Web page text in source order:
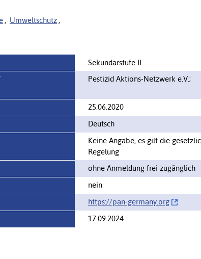
, Umweltschutz ,
Sekundarstufe II
Pestizid Aktions-Netzwerk e.V.;
25.06.2020
Deutsch
Keine Angabe, es gilt die
Regelung
ohne Anmeldung frei zugänglich
nein
https://‌pan-germany.org
17.09.2024